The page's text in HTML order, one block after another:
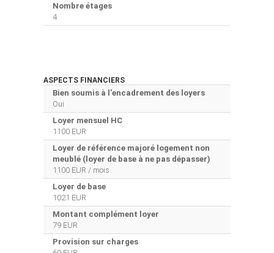
Nombre étages
4
ASPECTS FINANCIERS
Bien soumis à l'encadrement des loyers
Oui
Loyer mensuel HC
1100 EUR
Loyer de référence majoré logement non
meublé (loyer de base à ne pas dépasser)
1100 EUR / mois
Loyer de base
1021 EUR
Montant complément loyer
79 EUR
Provision sur charges